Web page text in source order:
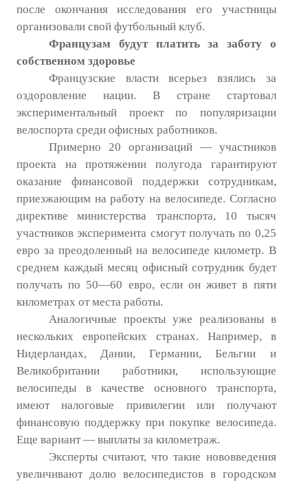
после окончания исследования его участницы
организовали свой футбольный клуб.
Французам будут платить за заботу о
собственном здоровье
Французские власти всерьез взялись за
оздоровление нации. В стране стартовал
экспериментальный проект по популяризации
велоспорта среди офисных работников.
Примерно 20 организаций — участников
проекта на протяжении полугода гарантируют
оказание финансовой поддержки сотрудникам,
приезжающим на работу на велосипеде. Согласно
директиве министерства транспорта, 10 тысяч
участников эксперимента смогут получать по 0,25
евро за преодоленный на велосипеде километр. В
среднем каждый месяц офисный сотрудник будет
получать по 50—60 евро, если он живет в пяти
километрах от места работы.
Аналогичные проекты уже реализованы в
нескольких европейских странах. Например, в
Нидерландах, Дании, Германии, Бельгии и
Великобритании работники, использующие
велосипеды в качестве основного транспорта,
имеют налоговые привилегии или получают
финансовую поддержку при покупке велосипеда.
Еще вариант — выплаты за километраж.
Эксперты считают, что такие нововведения
увеличивают долю велосипедистов в городском